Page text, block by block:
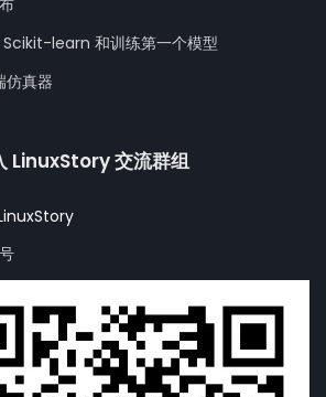
Scikit-learn 和训练第一个模型
仿真器
LinuxStory 交流群组